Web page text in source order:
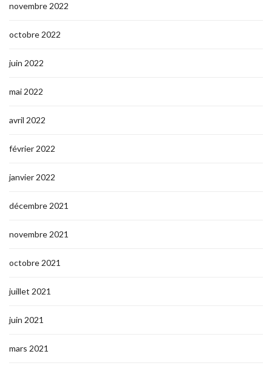
novembre 2022
octobre 2022
juin 2022
mai 2022
avril 2022
février 2022
janvier 2022
décembre 2021
novembre 2021
octobre 2021
juillet 2021
juin 2021
mars 2021